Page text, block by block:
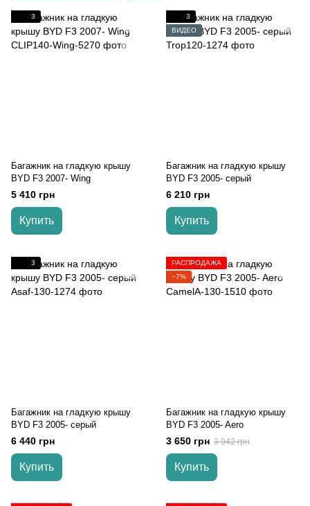
3
Багажник на гладкую крышу
BYD F3 2007- Wing
5 410 грн
Купить
3
ВИДЕО
Багажник на гладкую крышу
BYD F3 2005- серый
6 210 грн
Купить
3
Багажник на гладкую крышу
BYD F3 2005- серый
6 440 грн
Купить
РАСПРОДАЖА
−7%
Багажник на гладкую крышу
BYD F3 2005- Aero
3 650 грн 3 942 грн
Купить